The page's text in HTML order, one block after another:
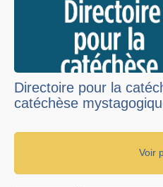
Directoire pour la
catéchèse
Voir